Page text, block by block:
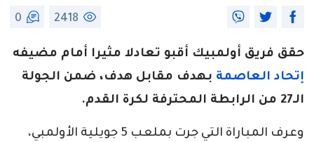
2418
0
حقق فريق أولمبيك أقبو تعادلا مثيرا أمام مضيفه
إتحاد العاصمة بهدف مقابل هدف، ضمن الجولة
الـ27 من الرابطة المحترفة لكرة القدم.
وعرف المباراة التي جرت بملعب 5 جويلية الأولمبي،